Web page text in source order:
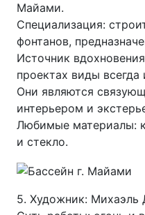
Майами.
Специализация:
фонтанов,
Источник
проектах виды
Они являются
интерьером и
Любимые материалы:
и стекло.
5. Художник: Михаэль